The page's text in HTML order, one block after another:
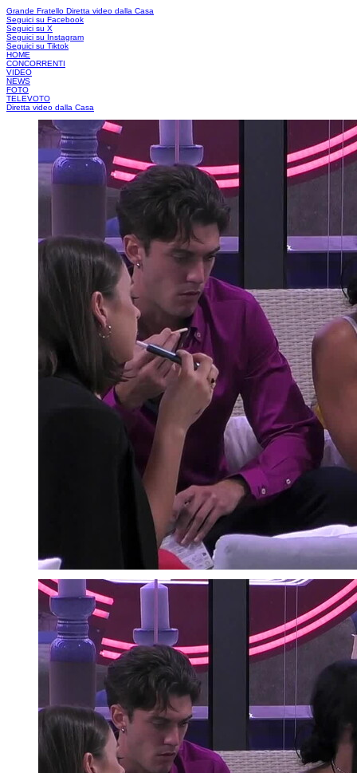
Grande Fratello Diretta video dalla Casa
Seguici su Facebook
Seguici su X
Seguici su Instagram
Seguici su Tiktok
HOME
CONCORRENTI
VIDEO
NEWS
FOTO
TELEVOTO
Diretta video dalla Casa